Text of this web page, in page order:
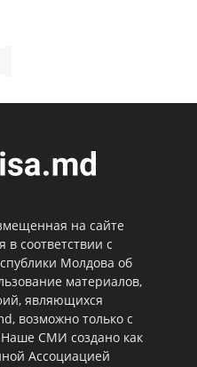
на сайте
в соответствии с
Молдова об
материалов,
являющихся
возможно только с
СМИ создано как
Ассоциацией